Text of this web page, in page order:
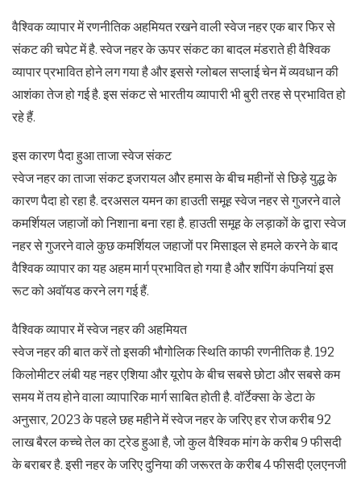
वैश्विक व्यापार में रणनीतिक अहमियत रखने वाली स्वेज नहर एक बार फिर से
संकट की चपेट में है. स्वेज नहर के ऊपर संकट का बादल मंडराते ही वैश्विक
व्यापार प्रभावित होने लग गया है और इससे ग्लोबल सप्लाई चेन में व्यवधान की
आशंका तेज हो गई है. इस संकट से भारतीय व्यापारी भी बुरी तरह से प्रभावित हो
रहे हैं.
इस कारण पैदा हुआ ताजा स्वेज संकट
स्वेज नहर का ताजा संकट इजरायल और हमास के बीच महीनों से छिड़े युद्ध के
कारण पैदा हो रहा है. दरअसल यमन का हाउती समूह स्वेज नहर से गुजरने वाले
कमर्शियल जहाजों को निशाना बना रहा है. हाउती समूह के लड़ाकों के द्वारा स्वेज
नहर से गुजरने वाले कुछ कमर्शियल जहाजों पर मिसाइल से हमले करने के बाद
वैश्विक व्यापार का यह अहम मार्ग प्रभावित हो गया है और शपिंग कंपनियां इस
रूट को अवॉयड करने लग गई हैं.
वैश्विक व्यापार में स्वेज नहर की अहमियत
स्वेज नहर की बात करें तो इसकी भौगोलिक स्थिति काफी रणनीतिक है. 192
किलोमीटर लंबी यह नहर एशिया और यूरोप के बीच सबसे छोटा और सबसे कम
समय में तय होने वाला व्यापारिक मार्ग साबित होती है. वॉर्टेक्सा के डेटा के
अनुसार, 2023 के पहले छह महीने में स्वेज नहर के जरिए हर रोज करीब 92
लाख बैरल कच्चे तेल का ट्रेड हुआ है, जो कुल वैश्विक मांग के करीब 9 फीसदी
के बराबर है. इसी नहर के जरिए दुनिया की जरूरत के करीब 4 फीसदी एलएनजी